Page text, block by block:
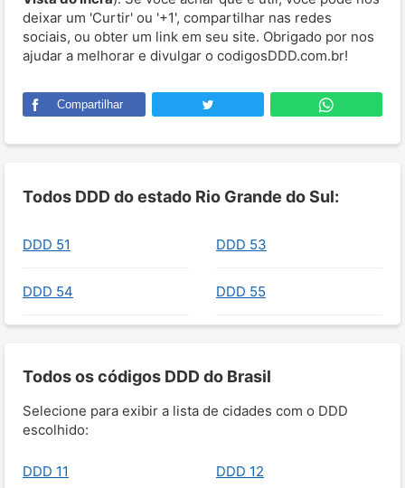
deixar um 'Curtir' ou '+1', compartilhar nas redes
sociais, ou obter um link em seu site. Obrigado por nos
ajudar a melhorar e divulgar o codigosDDD.com.br!
Compartilhar
Todos DDD do estado Rio Grande do Sul:
DDD 51 DDD 53
DDD 54 DDD 55
Todos os códigos DDD do Brasil
Selecione para exibir a lista de cidades com o DDD
escolhido:
DDD 11 DDD 12